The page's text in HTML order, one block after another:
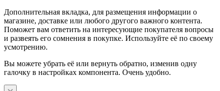
Дополнительная вкладка, для размещения информации о
магазине, доставке или любого другого важного контента.
Поможет вам ответить на интересующие покупателя вопросы
и развеять его сомнения в покупке. Используйте её по своему
усмотрению.
Вы можете убрать её или вернуть обратно, изменив одну
галочку в настройках компонента. Очень удобно.